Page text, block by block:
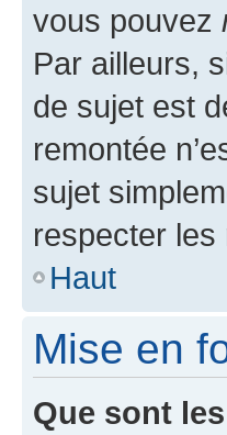
vous pouvez
Par ailleurs,
de sujet est
remontée
sujet
respecter les
Haut
Mise en
Que sont